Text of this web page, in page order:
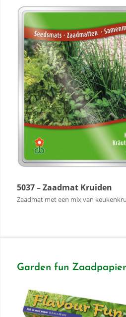
5037 – Zaadmat Kruiden
Zaadmat met een mix van
Garden fun Zaadpapier